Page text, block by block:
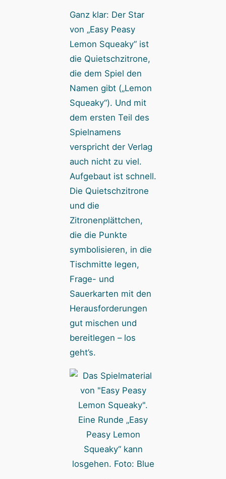
Ganz klar: Der Star
von „Easy Peasy
Lemon Squeaky“ ist
die Quietschzitrone,
die dem Spiel den
Namen gibt („Lemon
Squeaky“). Und mit
dem ersten Teil des
Spielnamens
verspricht der Verlag
auch nicht zu viel.
Aufgebaut ist schnell.
Die Quietschzitrone
und die
Zitronenplättchen,
die die Punkte
symbolisieren, in die
Tischmitte legen,
Frage- und
Sauerkarten mit den
Herausforderungen
gut mischen und
bereitlegen – los
geht’s.
Eine Runde „Easy
Peasy Lemon
Squeaky“ kann
losgehen. Foto: Blue